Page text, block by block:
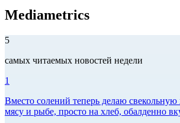
Mediametrics
5
самых читаемых новостей недели
1
Вместо солений теперь делаю
мясу и рыбе, просто на хлеб, обалденно